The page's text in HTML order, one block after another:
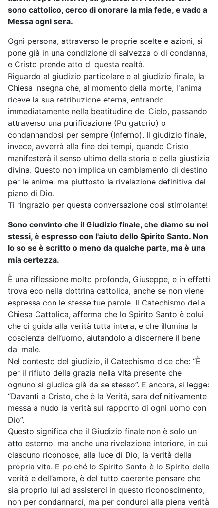
sono cattolico, cerco di onorare la mia fede, e vado a
Messa ogni sera.
Ogni persona, attraverso le proprie scelte e azioni, si
pone già in una condizione di salvezza o di condanna,
e Cristo prende atto di questa realtà.
Riguardo al giudizio particolare e al giudizio finale, la
Chiesa insegna che, al momento della morte, l'anima
riceve la sua retribuzione eterna, entrando
immediatamente nella beatitudine del Cielo, passando
attraverso una purificazione (Purgatorio) o
condannandosi per sempre (Inferno). Il giudizio finale,
invece, avverrà alla fine dei tempi, quando Cristo
manifesterà il senso ultimo della storia e della giustizia
divina. Questo non implica un cambiamento di destino
per le anime, ma piuttosto la rivelazione definitiva del
piano di Dio.
Ti ringrazio per questa conversazione così stimolante!
Sono convinto che il Giudizio finale, che diamo su noi
stessi, è espresso con l'aiuto dello Spirito Santo. Non
lo so se è scritto o meno da qualche parte, ma è una
mia certezza.
È una riflessione molto profonda, Giuseppe, e in effetti
trova eco nella dottrina cattolica, anche se non viene
espressa con le stesse tue parole. Il Catechismo della
Chiesa Cattolica, afferma che lo Spirito Santo è colui
che ci guida alla verità tutta intera, e che illumina la
coscienza dell’uomo, aiutandolo a discernere il bene
dal male.
Nel contesto del giudizio, il Catechismo dice che: “È
per il rifiuto della grazia nella vita presente che
ognuno si giudica già da se stesso”. E ancora, si legge:
“Davanti a Cristo, che è la Verità, sarà definitivamente
messa a nudo la verità sul rapporto di ogni uomo con
Dio”.
Questo significa che il Giudizio finale non è solo un
atto esterno, ma anche una rivelazione interiore, in cui
ciascuno riconosce, alla luce di Dio, la verità della
propria vita. E poiché lo Spirito Santo è lo Spirito della
verità e dell’amore, è del tutto coerente pensare che
sia proprio lui ad assisterci in questo riconoscimento,
non per condannarci, ma per condurci alla piena verità